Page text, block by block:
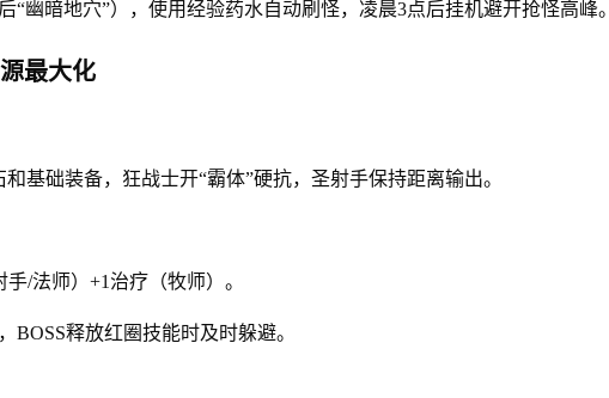
“幽暗地穴”），使用经验药水自动刷怪，凌晨3点后挂机避开抢怪高峰。
最大化
基础装备，狂战士开“霸体”硬抗，圣射手保持距离输出。
/法师）+1治疗（牧师）。
释放红圈技能时及时躲避。